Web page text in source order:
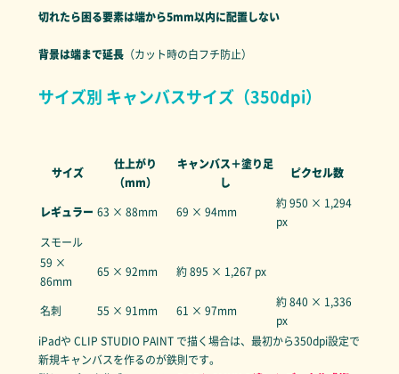
切れたら困る要素は端から5mm以内に配置しない
背景は端まで延長（カット時の白フチ防止）
サイズ別 キャンバスサイズ（350dpi）
サイズ
仕上がり
（mm）
キャンバス＋塗り足
し
ピクセル数
レギュラー 63 × 88mm 69 × 94mm
約 950 × 1,294
px
スモール
59 ×
86mm
65 × 92mm 約 895 × 1,267 px
名刺 55 × 91mm 61 × 97mm
約 840 × 1,336
px
iPadや CLIP STUDIO PAINT で描く場合は、最初から350dpi設定で
新規キャンバスを作るのが鉄則です。